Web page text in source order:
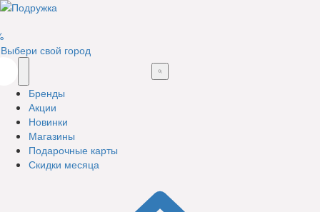
Выбери свой город
Бренды
Акции
Новинки
Магазины
Подарочные карты
Скидки месяца